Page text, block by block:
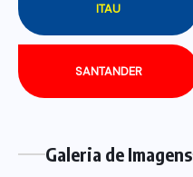
ITAU
SANTANDER
Galeria de Imagens